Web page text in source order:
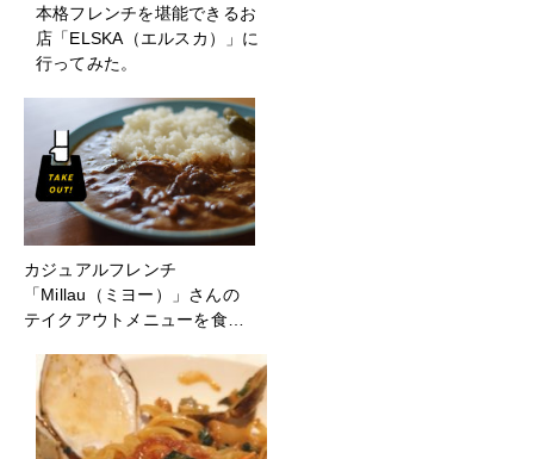
本格フレンチを堪能できるお
店「ELSKA（エルスカ）」に
行ってみた。
カジュアルフレンチ
「Millau（ミヨー）」さんの
テイクアウトメニューを食…